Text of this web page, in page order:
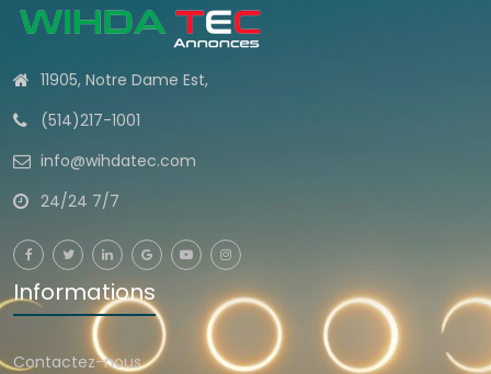
11905, Notre Dame Est,
(514)217-1001
info@wihdatec.com
24/24 7/7
Informations
Contactez-nous